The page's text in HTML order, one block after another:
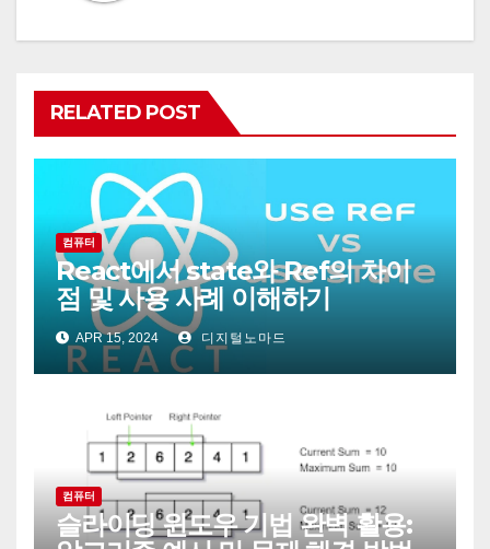
RELATED POST
컴퓨터
React에서 state와 Ref의 차이
점 및 사용 사례 이해하기
APR 15, 2024 디지털노마드
컴퓨터
슬라이딩 윈도우 기법 완벽 활용: